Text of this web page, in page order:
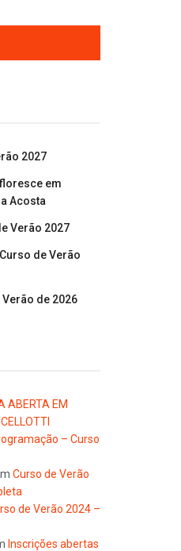
2027
em
Acosta
Verão 2027
de Verão
de 2026
ABERTA EM
– Curso
Curso de Verão
de Verão 2024 –
Inscrições abertas